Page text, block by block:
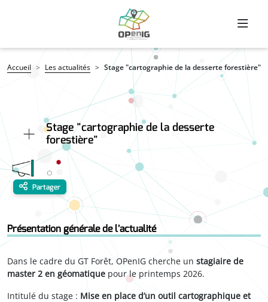
Fil d'Ariane
Accueil Les actualités Stage "cartographie de la desserte forestière"
Stage "cartographie de la desserte
forestière"
Partager
Présentation générale de l'actualité
Dans le cadre du GT Forêt, OPenIG cherche un stagiaire de
master 2 en géomatique pour le printemps 2026.
Intitulé du stage : Mise en place d’un outil cartographique et